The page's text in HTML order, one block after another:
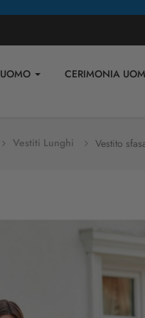
UOMO CERIMONIA
Vestiti Lunghi Vestito